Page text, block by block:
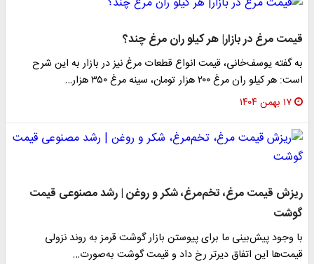
قیمت مرغ در بازار| هر کیلو ران مرغ چند؟
به گفته یوسف‌خانی، قیمت انواع قطعات مرغ نیز در بازار به این شرح
است: هر کیلو ران مرغ ۲۰۰ هزار تومان، سینه مرغ ۳۵۰ هزار…
۱۷ بهمن ۱۴۰۴
ریزش قیمت مرغ، تخم‌مرغ، شکر و روغن | رشد مصنوعی قیمت
گوشت
با وجود پیش‌بینی ما برای پیوستن بازار گوشت قرمز به روند نزولی
قیمت‌ها این اتفاق دیرتر رخ داد و قیمت گوشت به‌صورت…